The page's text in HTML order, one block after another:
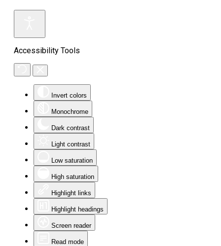
Accessibility Tools
Invert colors
Monochrome
Dark contrast
Light contrast
Low saturation
High saturation
Highlight links
Highlight headings
Screen reader
Read mode